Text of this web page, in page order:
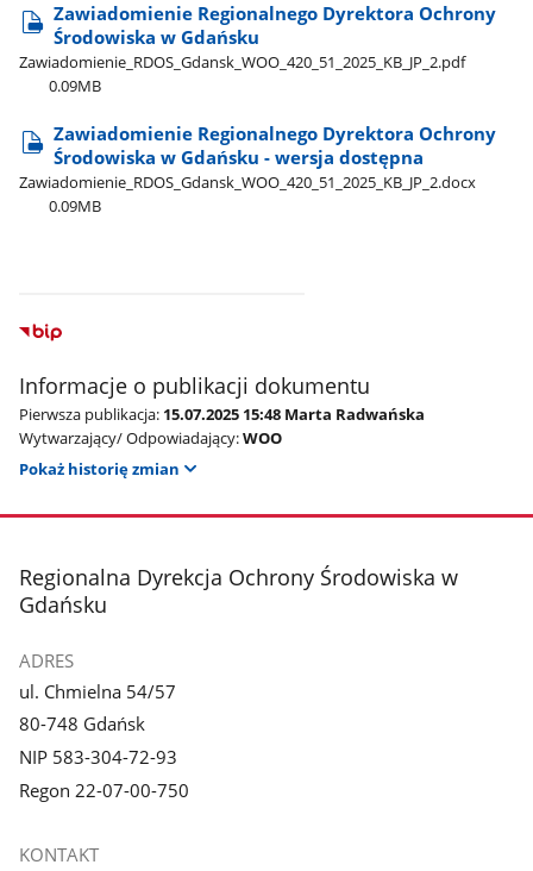
Zawiadomienie Regionalnego Dyrektora Ochrony
Środowiska w Gdańsku
Zawiadomienie​_RDOS​_Gdansk​_WOO​_420​_51​_2025​_KB​_JP​_2.pdf
0.09MB
Zawiadomienie Regionalnego Dyrektora Ochrony
Środowiska w Gdańsku - wersja dostępna
Zawiadomienie​_RDOS​_Gdansk​_WOO​_420​_51​_2025​_KB​_JP​_2.docx
0.09MB
Informacje o publikacji dokumentu
Pierwsza publikacja: 15.07.2025 15:48 Marta Radwańska
Wytwarzający/ Odpowiadający:WOO
Pokaż historię zmian
stopka
Regionalna Dyrekcja Ochrony Środowiska w
Gdańsku
ADRES
ul. Chmielna 54/57
80-748 Gdańsk
NIP 583-304-72-93
Regon 22-07-00-750
KONTAKT